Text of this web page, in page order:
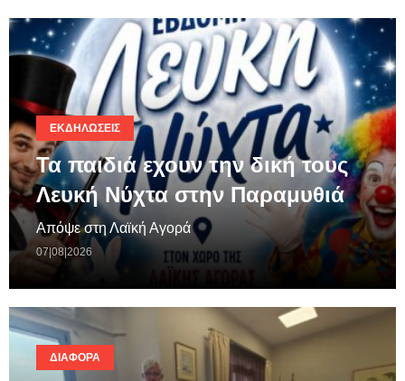
ΕΚΔΗΛΏΣΕΙΣ
Τα παιδιά εχουν την δική τους
Λευκή Νύχτα στην Παραμυθιά
Απόψε στη Λαϊκή Αγορά
07|08|2026
ΔΙΆΦΟΡΑ